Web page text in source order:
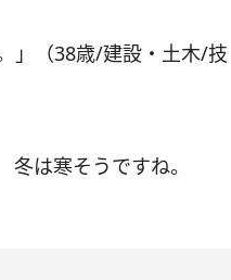
」（38歳/建設・土木/技
は寒そうですね。